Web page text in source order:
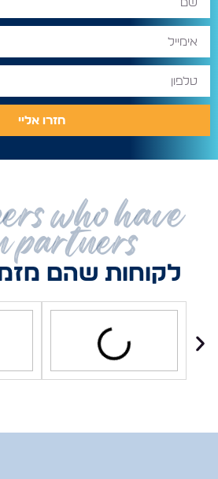
חזרו אליי
who have
partners
לקוחות שהם